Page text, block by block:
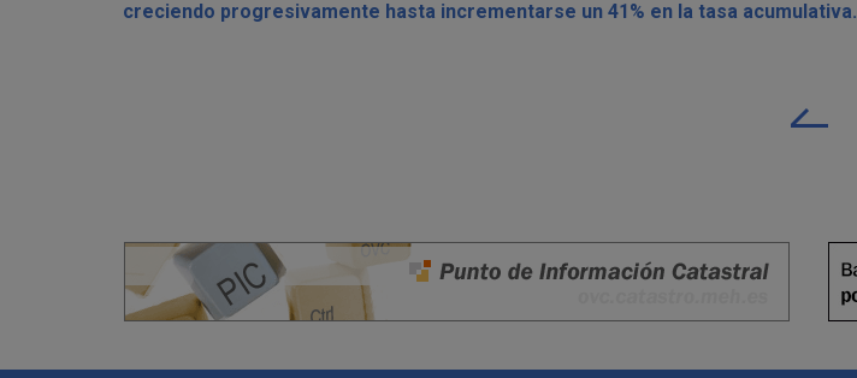
creciendo progresivamente hasta incrementarse un 41% en la tasa acumulativa.